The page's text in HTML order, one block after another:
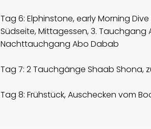
Tag 6: Elphinstone, early Morning
Südseite, Mittagessen, 3.
Nachttauchgang Abo Dabab
Tag 7: 2 Tauchgänge Shaab Shona,
Tag 8: Frühstück, Auschecken vom